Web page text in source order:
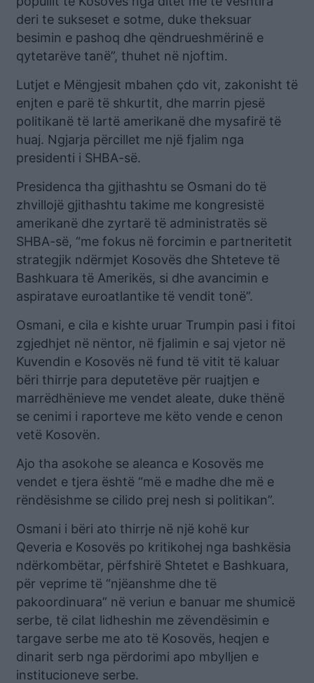
deri te sukseset e sotme, duke theksuar
besimin e pashoq dhe qëndrueshmërinë e
qytetarëve tanë”, thuhet në njoftim.
Lutjet e Mëngjesit mbahen çdo vit, zakonisht të
enjten e parë të shkurtit, dhe marrin pjesë
politikanë të lartë amerikanë dhe mysafirë të
huaj. Ngjarja përcillet me një fjalim nga
presidenti i SHBA-së.
Presidenca tha gjithashtu se Osmani do të
zhvillojë gjithashtu takime me kongresistë
amerikanë dhe zyrtarë të administratës së
SHBA-së, “me fokus në forcimin e partneritetit
strategjik ndërmjet Kosovës dhe Shteteve të
Bashkuara të Amerikës, si dhe avancimin e
aspiratave euroatlantike të vendit tonë”.
Osmani, e cila e kishte uruar Trumpin pasi i fitoi
zgjedhjet në nëntor, në fjalimin e saj vjetor në
Kuvendin e Kosovës në fund të vitit të kaluar
bëri thirrje para deputetëve për ruajtjen e
marrëdhënieve me vendet aleate, duke thënë
se cenimi i raporteve me këto vende e cenon
vetë Kosovën.
Ajo tha asokohe se aleanca e Kosovës me
vendet e tjera është “më e madhe dhe më e
rëndësishme se cilido prej nesh si politikan”.
Osmani i bëri ato thirrje në një kohë kur
Qeveria e Kosovës po kritikohej nga bashkësia
ndërkombëtar, përfshirë Shtetet e Bashkuara,
për veprime të “njëanshme dhe të
pakoordinuara” në veriun e banuar me shumicë
serbe, të cilat lidheshin me zëvendësimin e
targave serbe me ato të Kosovës, heqjen e
dinarit serb nga përdorimi apo mbylljen e
institucioneve serbe.